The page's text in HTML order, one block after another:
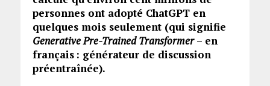
personnes ont adopté ChatGPT en
quelques mois seulement (qui signifie
Generative Pre-Trained Transformer– en
français : générateur de discussion
préentraînée).